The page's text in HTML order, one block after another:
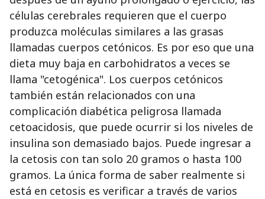
células cerebrales requieren que el cuerpo
produzca moléculas similares a las grasas
llamadas cuerpos cetónicos. Es por eso que una
dieta muy baja en carbohidratos a veces se
llama "cetogénica". Los cuerpos cetónicos
también están relacionados con una
complicación diabética peligrosa llamada
cetoacidosis, que puede ocurrir si los niveles de
insulina son demasiado bajos. Puede ingresar a
la cetosis con tan solo 20 gramos o hasta 100
gramos. La única forma de saber realmente si
está en cetosis es verificar a través de varios